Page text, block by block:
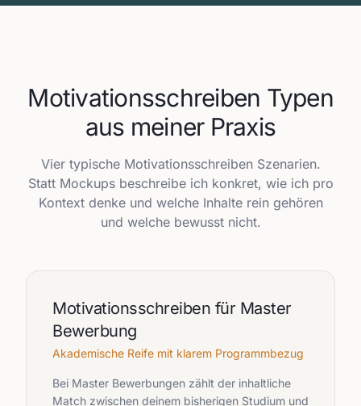
Motivationsschreiben Typen
aus meiner Praxis
Vier typische Motivationsschreiben Szenarien.
Statt Mockups beschreibe ich konkret, wie ich pro
Kontext denke und welche Inhalte rein gehören
und welche bewusst nicht.
Motivationsschreiben für Master
Bewerbung
Akademische Reife mit klarem Programmbezug
Bei Master Bewerbungen zählt der inhaltliche
Match zwischen deinem bisherigen Studium und